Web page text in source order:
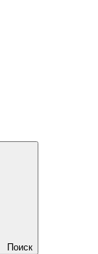
Поиск